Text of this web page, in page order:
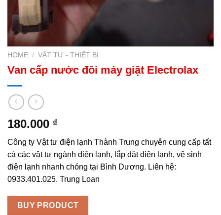
HOME / VẬT TƯ - THIẾT BỊ
Van cấp nước đôi máy giặt Electrolax
180.000 ₫
Công ty Vật tư điện lạnh Thành Trung chuyên cung cấp tất
cả các vật tư ngành điện lạnh, lắp đặt điện lạnh, vệ sinh
điện lạnh nhanh chóng tại Bình Dương. Liên hệ:
0933.401.025. Trung Loan
BUY PRODUCT